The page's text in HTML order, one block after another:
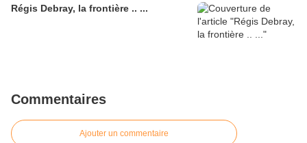
Régis Debray, la frontière .. ...
Commentaires
Ajouter un commentaire